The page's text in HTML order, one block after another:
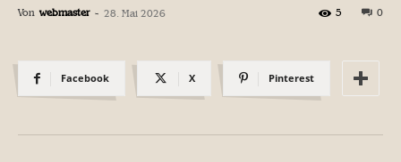
Von webmaster - 28. Mai 2026 0
5
Facebook X Pinterest